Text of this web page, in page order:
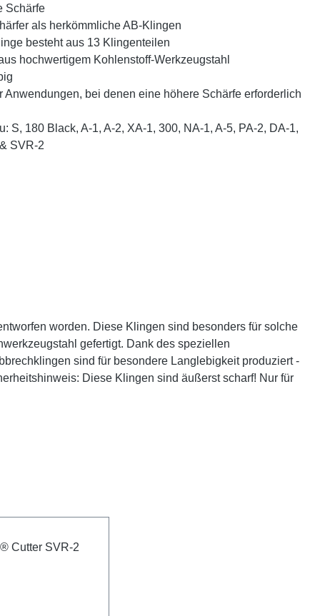
Schärfe
als herkömmliche AB-Klingen
besteht aus 13 Klingenteilen
hochwertigem Kohlenstoff-Werkzeugstahl
Anwendungen, bei denen eine höhere Schärfe erforderlich
S, 180 Black, A-1, A-2, XA-1, 300, NA-1, A-5, PA-2, DA-1,
SVR-2
worden. Diese Klingen sind besonders für solche
gefertigt. Dank des speziellen
sind für besondere Langlebigkeit produziert -
Diese Klingen sind äußerst scharf! Nur für